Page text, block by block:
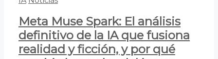
Meta Muse Spark: El análisis
definitivo de la IA que fusiona
realidad y ficción, y por qué